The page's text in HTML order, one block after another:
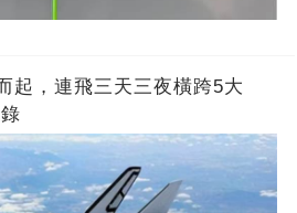
起，連飛三天三夜橫跨5大